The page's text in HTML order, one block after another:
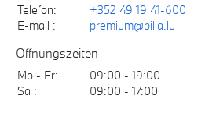
Telefon:
+352 49 19 41-600
E-mail :
premium@bilia.lu
Öffnungszeiten
Mo - Fr:
09:00 - 19:00
Sa :
09:00 - 17:00